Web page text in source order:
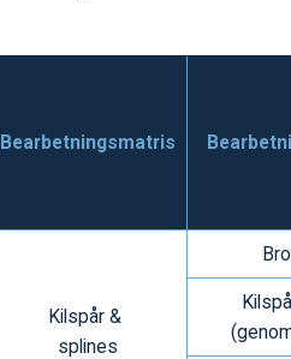
Bearbetningsmatris
Kilspår &
splines